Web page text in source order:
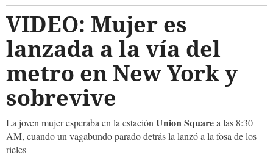
VIDEO: Mujer es
lanzada a la vía del
metro en New York y
sobrevive
La joven mujer esperaba en la estación Union Squarea las 8:30
AM, cuando un vagabundo parado detrás la lanzó a la fosa de los
rieles